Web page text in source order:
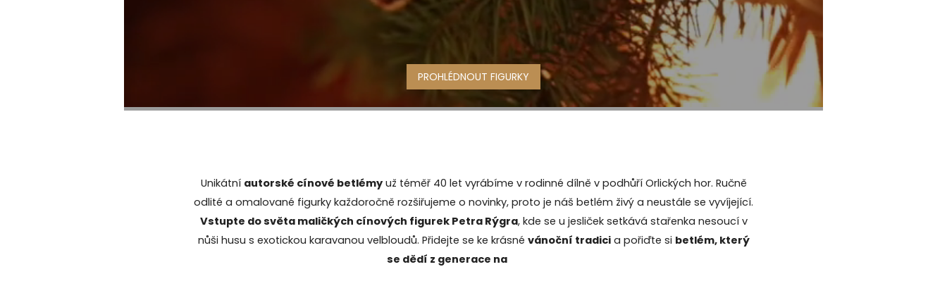
PROHLÉDNOUT FIGURKY
Unikátní autorské cínové betlémyuž téměř 40 let vyrábíme v rodinné dílně v podhůří Orlických hor. Ručně
odlité a omalované figurky každoročně rozšiřujeme o novinky, proto je náš betlém živý a neustále se vyvíjející.
Vstupte do světa maličkých cínových figurek Petra Rýgra, kde se u jesliček setkává stařenka nesoucí v
nůši husu s exotickou karavanou velbloudů. Přidejte se ke krásné vánoční tradicia pořiďte si betlém, který
se dědí z generace na